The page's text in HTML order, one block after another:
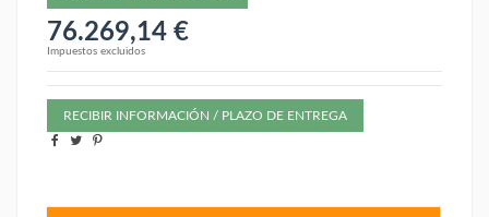
76.269,14 €
Impuestos excluidos
RECIBIR INFORMACIÓN / PLAZO DE ENTREGA